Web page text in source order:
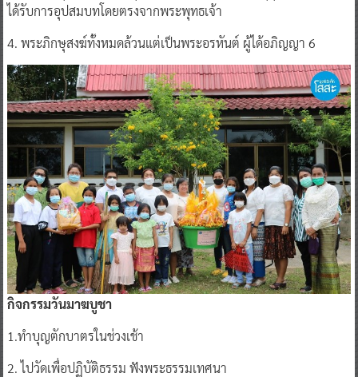
ได้รับการอุปสมบทโดยตรงจากพระพุทธเจ้า
4. พระภิกษุสงฆ์ทั้งหมดล้วนแต่เป็นพระอรหันต์ ผู้ได้อภิญญา 6
กิจกรรมวันมาฆบูชา
1.ทำบุญตักบาตรในช่วงเช้า
2. ไปวัดเพื่อปฏิบัติธรรม ฟังพระธรรมเทศนา